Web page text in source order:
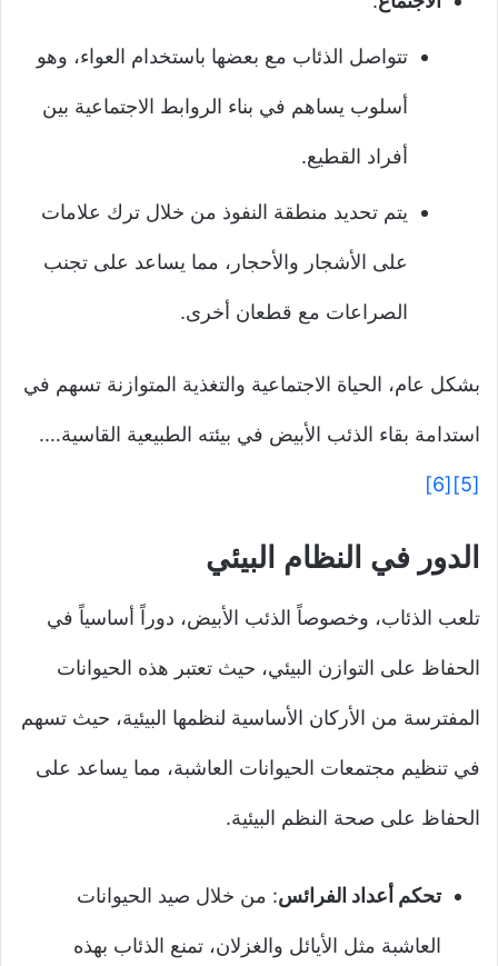
تتواصل الذئاب مع بعضها باستخدام العواء، وهو
أسلوب يساهم في بناء الروابط الاجتماعية بين
أفراد القطيع.
يتم تحديد منطقة النفوذ من خلال ترك علامات
على الأشجار والأحجار، مما يساعد على تجنب
الصراعات مع قطعان أخرى.
بشكل عام، الحياة الاجتماعية والتغذية المتوازنة تسهم في
استدامة بقاء الذئب الأبيض في بيئته الطبيعية القاسية….
[5]
[6]
الدور في النظام البيئي
تلعب الذئاب، وخصوصاً الذئب الأبيض، دوراً أساسياً في
الحفاظ على التوازن البيئي، حيث تعتبر هذه الحيوانات
المفترسة من الأركان الأساسية لنظمها البيئية، حيث تسهم
في تنظيم مجتمعات الحيوانات العاشبة، مما يساعد على
الحفاظ على صحة النظم البيئية.
تحكم أعداد الفرائس: من خلال صيد الحيوانات
العاشبة مثل الأيائل والغزلان، تمنع الذئاب بهذه